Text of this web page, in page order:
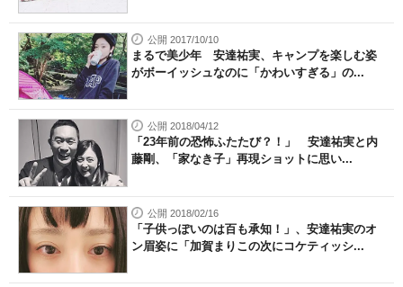
公開 2017/10/10
まるで美少年 安達祐実、キャンプを楽しむ姿
がボーイッシュなのに「かわいすぎる」の...
公開 2018/04/12
「23年前の恐怖ふたたび？！」 安達祐実と内
藤剛、「家なき子」再現ショットに思い...
公開 2018/02/16
「子供っぽいのは百も承知！」、安達祐実のオ
ン眉姿に「加賀まりこの次にコケティッシ...